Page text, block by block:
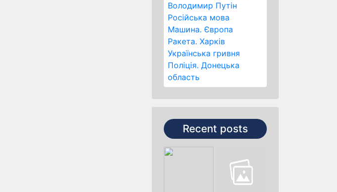
Володимир Путін
Російська мова
Машина. Європа
Ракета. Харків
Українська гривня
Поліція. Донецька
область
Recent posts